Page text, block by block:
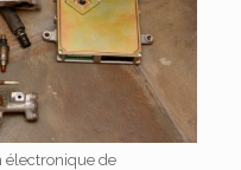
électronique de